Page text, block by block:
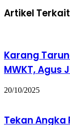
Artikel Terkait
Karang
MWKT, Agus
20/10/2025
Tekan